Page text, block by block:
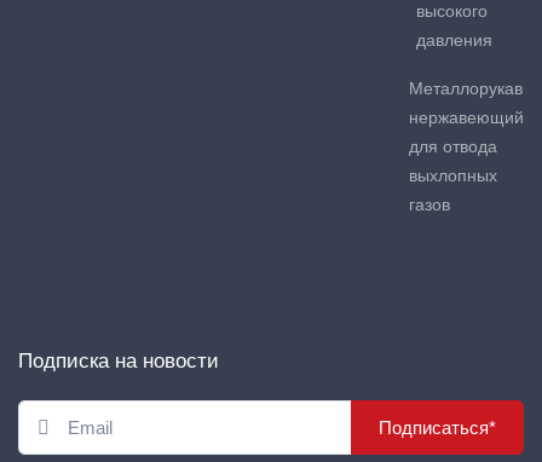
высокого
давления
Металлорукав
нержавеющий
для отвода
выхлопных
газов
Подписка на новости
Подписаться*